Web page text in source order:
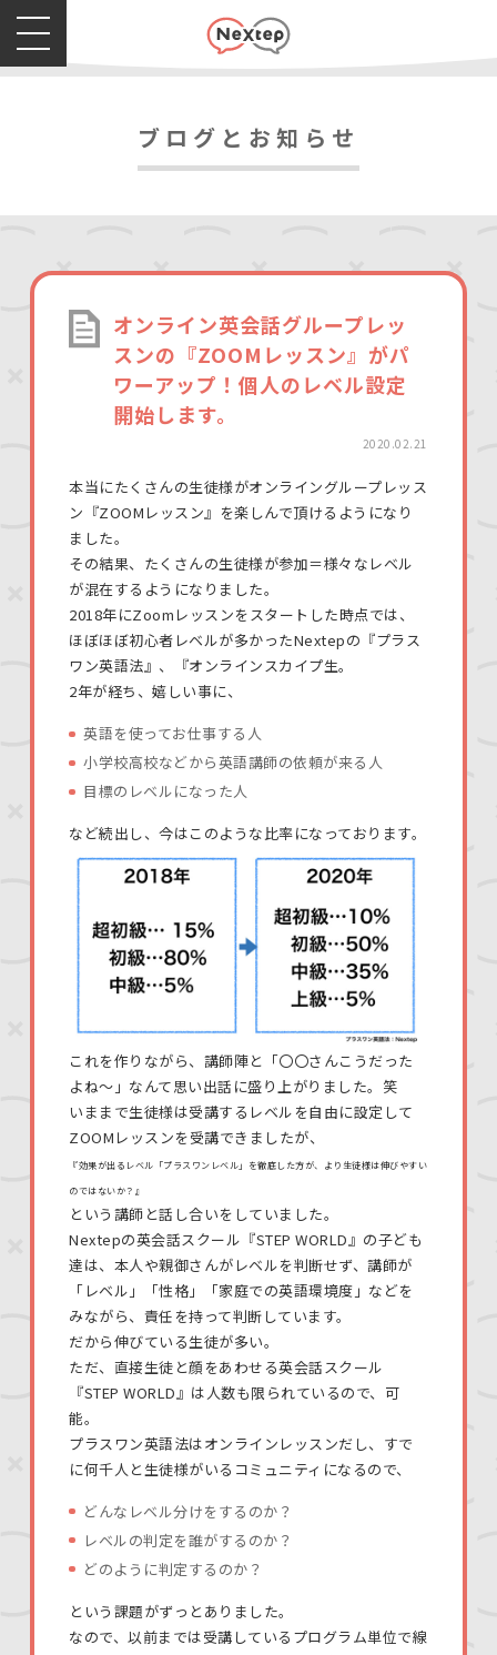
ブログとお知らせ
オンライン英会話グループレッ
スンの『ZOOMレッスン』がパ
ワーアップ！個人のレベル設定
開始します。
2020.02.21
本当にたくさんの生徒様がオンライングループレッス
ン『ZOOMレッスン』を楽しんで頂けるようになり
ました。
その結果、たくさんの生徒様が参加＝様々なレベル
が混在するようになりました。
2018年にZoomレッスンをスタートした時点では、
ほぼほぼ初心者レベルが多かったNextepの『プラス
ワン英語法』、『オンラインスカイプ生。
2年が経ち、嬉しい事に、
英語を使ってお仕事する人
小学校高校などから英語講師の依頼が来る人
目標のレベルになった人
など続出し、今はこのような比率になっております。
これを作りながら、講師陣と「〇〇さんこうだった
よね〜」なんて思い出話に盛り上がりました。笑
いままで生徒様は受講するレベルを自由に設定して
ZOOMレッスンを受講できましたが、
『効果が出るレベル「プラスワンレベル」を徹底した方が、より生徒様は伸びやすい
のではないか？』
という講師と話し合いをしていました。
Nextepの英会話スクール『STEP WORLD』の子ども
達は、本人や親御さんがレベルを判断せず、講師が
「レベル」「性格」「家庭での英語環境度」などを
みながら、責任を持って判断しています。
だから伸びている生徒が多い。
ただ、直接生徒と顔をあわせる英会話スクール
『STEP WORLD』は人数も限られているので、可
能。
プラスワン英語法はオンラインレッスンだし、すで
に何千人と生徒様がいるコミュニティになるので、
どんなレベル分けをするのか？
レベルの判定を誰がするのか？
どのように判定するのか？
という課題がずっとありました。
なので、以前までは受講しているプログラム単位で線